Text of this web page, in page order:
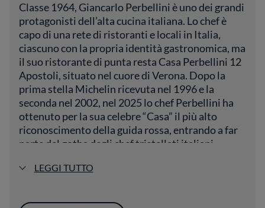
Anche la sequenza delle portate riflette una
visione culinaria centrata sull’armonia: cromie
naturali, impiattamenti essenziali, giochi di
consistenze che non rubano mai la scena al
sapore autentico degli elementi principali. La
Locanda è suggellata da riconoscimenti di
spicco, come la menzione sulla Guida
Michelin, ma il carattere distintivo si rivela in
un’identità coerente, che riesce a far
emergere la vocazione mediterranea senza
stereotipi, offrendo un racconto che si fa
esperienza, calibrata tra fermezza e
Classe 1964, Giancarlo Perbellini è uno dei grandi
protagonisti dell’alta cucina italiana. Lo chef è
capo di una rete di ristoranti e locali in Italia,
ciascuno con la propria identità gastronomica, ma
il suo ristorante di punta resta Casa Perbellini 12
Apostoli, situato nel cuore di Verona. Dopo la
prima stella Michelin ricevuta nel 1996 e la
seconda nel 2002, nel 2025 lo chef Perbellini ha
ottenuto per la sua celebre “Casa” il più alto
riconoscimento della guida rossa, entrando a far
parte del gotha degli chef tristellati italiani.
LEGGI TUTTO